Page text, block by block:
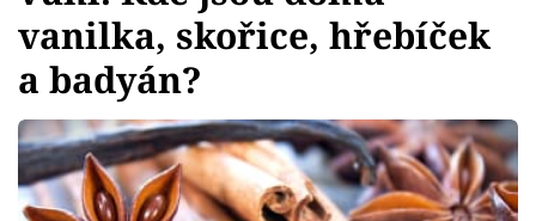
Bydlení
Zahrada
Design
vanilka, skořice, hřebíček
a badyán?